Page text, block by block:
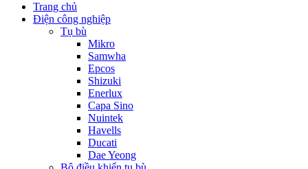
Trang chủ
Điện công nghiệp
Tụ bù
Mikro
Samwha
Epcos
Shizuki
Enerlux
Capa Sino
Nuintek
Havells
Ducati
Dae Yeong